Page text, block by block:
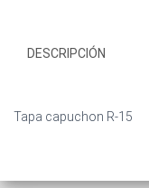
DESCRIPCIÓN
Tapa capuchon R-15